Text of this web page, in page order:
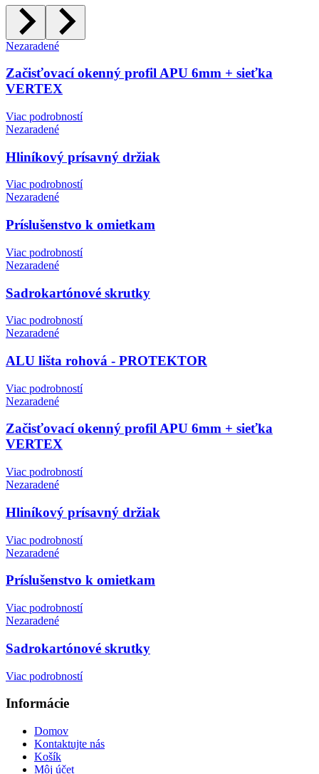
Nezaradené
Začisťovací okenný profil APU 6mm + sieťka
VERTEX
Viac podrobností
Nezaradené
Hliníkový prísavný držiak
Viac podrobností
Nezaradené
Príslušenstvo k omietkam
Viac podrobností
Nezaradené
Sadrokartónové skrutky
Viac podrobností
Nezaradené
ALU lišta rohová - PROTEKTOR
Viac podrobností
Nezaradené
Začisťovací okenný profil APU 6mm + sieťka
VERTEX
Viac podrobností
Nezaradené
Hliníkový prísavný držiak
Viac podrobností
Nezaradené
Príslušenstvo k omietkam
Viac podrobností
Nezaradené
Sadrokartónové skrutky
Viac podrobností
Informácie
Domov
Kontaktujte nás
Košík
Môj účet